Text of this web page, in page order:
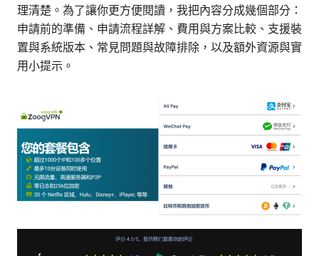
理清楚。為了讓你更方便閱讀，我把內容分成幾個部分：
申請前的準備、申請流程詳解、費用與方案比較、支援裝
置與系統版本、常見問題與故障排除，以及額外資源與實
用小提示。